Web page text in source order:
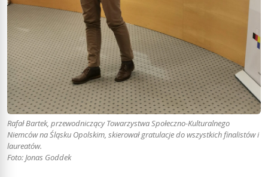
Rafał Bartek, przewodniczący Towarzystwa Społeczno-Kulturalnego
Niemców na Śląsku Opolskim, skierował gratulacje do wszystkich finalistów i
laureatów.
Foto: Jonas Goddek